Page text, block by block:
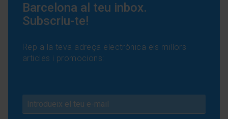
Barcelona al teu inbox.
Subscriu-te!
Rep a la teva adreça electrònica els millors
articles i promocions: